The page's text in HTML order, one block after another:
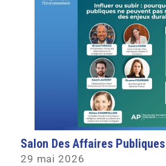
Salon Des Affaires Publiques
29 mai 2026